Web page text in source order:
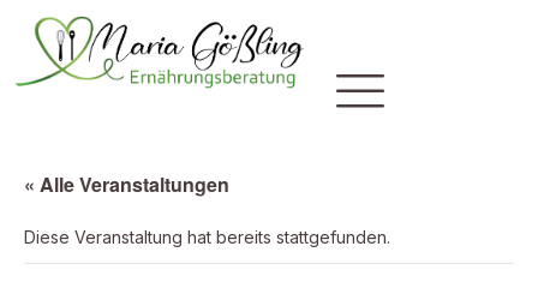
« Alle Veranstaltungen
Diese Veranstaltung hat bereits stattgefunden.